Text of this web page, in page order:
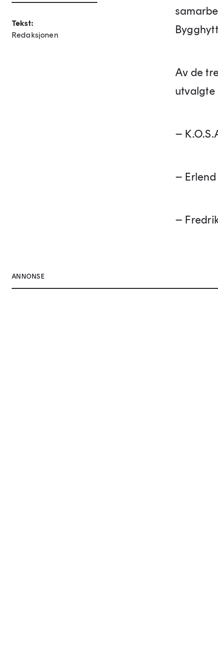
Tekst:
Redaksjonen
Av de
utvalgte
–
–
–
ANNONSE